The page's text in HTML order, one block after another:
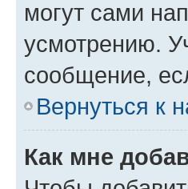
могут сами
усмотрению.
сообщение,
Вернуться к
Как мне